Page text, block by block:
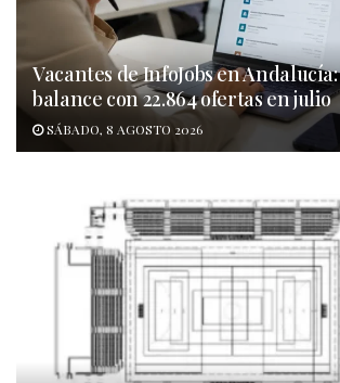
Vacantes de InfoJobs en
balance con 22.864 ofertas en julio
SÁBADO, 8 AGOSTO 2026